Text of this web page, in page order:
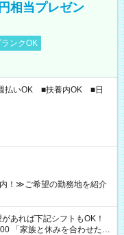
相当プレゼン
ランクOK
払いOK ■扶養内OK ■日
！≫ご希望の勤務地を紹介
た